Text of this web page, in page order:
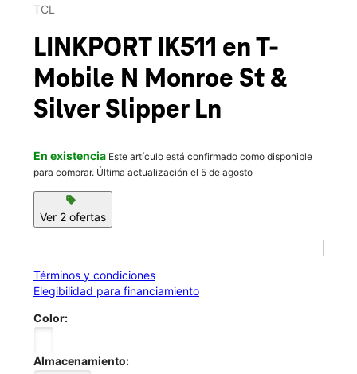
Mar.:
2264 N Monroe St Ste 2 Tallahassee, FL 32303
TCL
LINKPORT IK511 en T-
Mobile N Monroe St &
Silver Slipper Ln
En existencia Este artículo está confirmado como disponible
para comprar. Última actualización el 5 de agosto
sell
Ver 2 ofertas
Términos y condiciones
Elegibilidad para financiamiento
Color:
Almacenamiento: